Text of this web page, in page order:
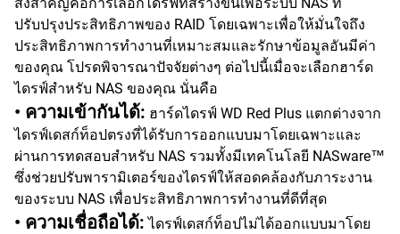
ปรับปรุงประสิทธิภาพของ RAID โดยเฉพาะเพื่อให้มั่นใจถึง
ประสิทธิภาพการทำงานที่เหมาะสมและรักษาข้อมูลอันมีค่า
ของคุณ โปรดพิจารณาปัจจัยต่างๆ ต่อไปนี้เมื่อจะเลือกฮาร์ด
ไดรฟ์สำหรับ NAS ของคุณ นั่นคือ
• ความเข้ากันได้: ฮาร์ดไดรฟ์ WD Red Plus แตกต่างจาก
ไดรฟ์เดสก์ท็อปตรงที่ได้รับการออกแบบมาโดยเฉพาะและ
ผ่านการทดสอบสำหรับ NAS รวมทั้งมีเทคโนโลยี NASware™
ซึ่งช่วยปรับพารามิเตอร์ของไดรฟ์ให้สอดคล้องกับภาระงาน
ของระบบ NAS เพื่อประสิทธิภาพการทำงานที่ดีที่สุด
• ความเชื่อถือได้: ไดรฟ์เดสก์ท็อปไม่ได้ออกแบบมาโดย